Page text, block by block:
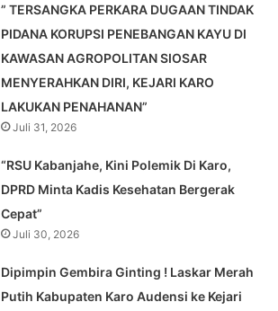
” TERSANGKA PERKARA DUGAAN TINDAK
PIDANA KORUPSI PENEBANGAN KAYU DI
KAWASAN AGROPOLITAN SIOSAR
MENYERAHKAN DIRI, KEJARI KARO
LAKUKAN PENAHANAN”
Juli 31, 2026
“RSU Kabanjahe, Kini Polemik Di Karo,
DPRD Minta Kadis Kesehatan Bergerak
Cepat”
Juli 30, 2026
Dipimpin Gembira Ginting ! Laskar Merah
Putih Kabupaten Karo Audensi ke Kejari